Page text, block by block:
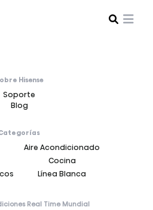
Hisense
Soporte
Blog
Aire Acondicionado
Cocina
Línea Blanca
Real Time Mundial